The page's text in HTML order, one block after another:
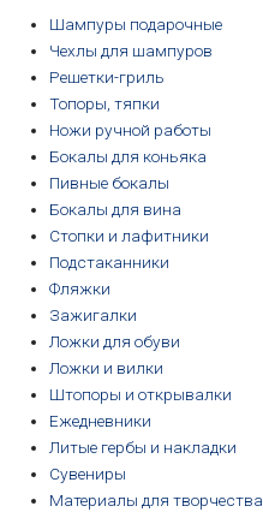
Шампуры подарочные
Чехлы для шампуров
Решетки-гриль
Топоры, тяпки
Ножи ручной работы
Бокалы для коньяка
Пивные бокалы
Бокалы для вина
Стопки и лафитники
Подстаканники
Фляжки
Зажигалки
Ложки для обуви
Ложки и вилки
Штопоры и открывалки
Ежедневники
Литые гербы и накладки
Сувениры
Материалы для творчества